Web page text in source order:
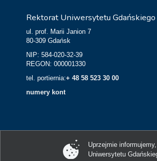
Rektorat Uniwersytetu Gdańskiego
ul. prof. Marii Janion 7
80-309 Gdańsk
NIP: 584-020-32-39
REGON: 000001330
tel. portiernia:+ 48 58 523 30 00
numery kont
Uprzejmie
Uniwersytetu